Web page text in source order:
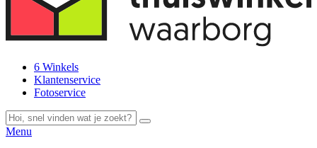
6 Winkels
Klantenservice
Fotoservice
Menu